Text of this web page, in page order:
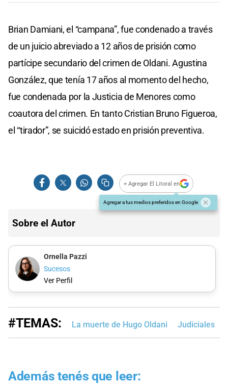
Brian Damiani, el “campana”, fue condenado a través
de un juicio abreviado a 12 años de prisión como
partícipe secundario del crimen de Oldani. Agustina
González, que tenía 17 años al momento del hecho,
fue condenada por la Justicia de Menores como
coautora del crimen. En tanto Cristian Bruno Figueroa,
el “tirador”, se suicidó estado en prisión preventiva.
+ Agregar El Litoral en
Agregar a tus medios preferidos en Google
Sobre el Autor
Ornella Pazzi
Sucesos
Ver Perfil
#TEMAS: La muerte de Hugo Oldani Judiciales
Además tenés que leer: